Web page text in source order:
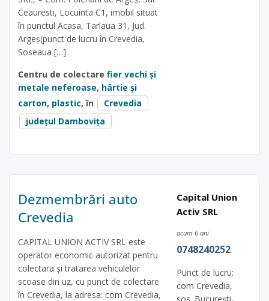
Ceauresti, Locuinta C1, imobil situat
în punctul Acasa, Tarlaua 31, Jud.
Argeș(punct de lucru în Crevedia,
Soseaua […]
Centru de colectare fier vechi și
metale neferoase, hârtie și
carton, plastic, în
Crevedia
județul Dambovița
Dezmembrări auto
Crevedia
CAPITAL UNION ACTIV SRL este
operator economic autorizat pentru
colectara și tratarea vehiculelor
scoase din uz, cu punct de colectare
în Crevedia, la adresa: com Crevedia,
Capital Union
Activ SRL
acum 6 ani
0748240252
Punct de lucru:
com Crevedia,